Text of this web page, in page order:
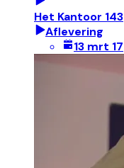
Het Kantoor 143
Aflevering
13 mrt 17